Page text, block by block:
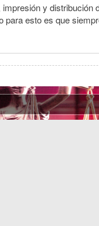
y distribución
esto es que